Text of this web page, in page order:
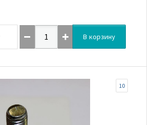
В корзину
10